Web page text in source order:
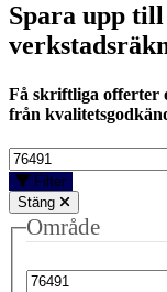
Spara upp
Få skriftliga offerter
från
Filter
Stäng
Område